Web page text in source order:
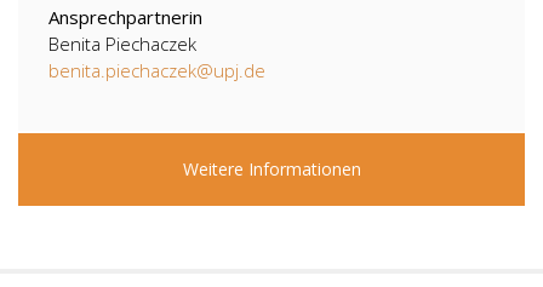
Ansprechpartnerin
Benita Piechaczek
benita.piechaczek@upj.de
Weitere Informationen